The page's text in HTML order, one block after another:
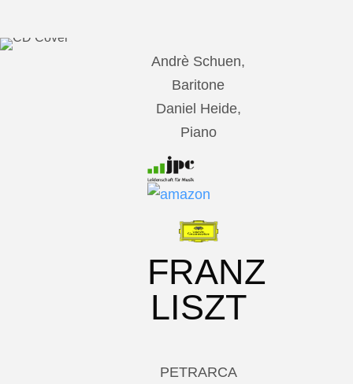
Andrè Schuen,
Baritone
Daniel Heide,
Piano
FRANZ
LISZT
PETRARCA